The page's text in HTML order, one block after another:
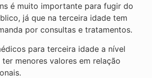
é muito importante para fugir do
já que na terceira idade tem
por consultas e tratamentos.
para terceira idade a nível
menores valores em relação